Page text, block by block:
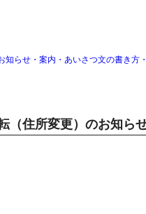
らせ・案内・あいさつ文の書き
（住所変更）のお知ら